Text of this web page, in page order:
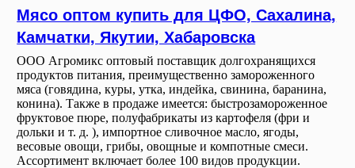
Мясо оптом купить для ЦФО, Сахалина,
Камчатки, Якутии, Хабаровска
ООО Агромикс оптовый поставщик долгохранящихся
продуктов питания, преимущественно замороженного
мяса (говядина, куры, утка, индейка, свинина, баранина,
конина). Также в продаже имеется: быстрозамороженное
фруктовое пюре, полуфабрикаты из картофеля (фри и
дольки и т. д. ), импортное сливочное масло, ягоды,
весовые овощи, грибы, овощные и компотные смеси.
Ассортимент включает более 100 видов продукции.